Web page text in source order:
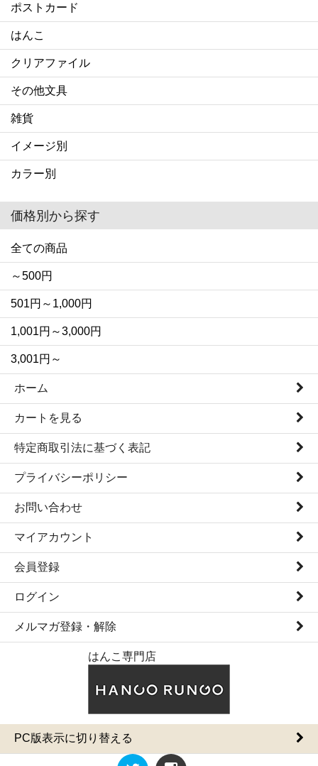
ポストカード
はんこ
クリアファイル
その他文具
雑貨
イメージ別
カラー別
価格別から探す
全ての商品
～500円
501円～1,000円
1,001円～3,000円
3,001円～
ホーム
カートを見る
特定商取引法に基づく表記
プライバシーポリシー
お問い合わせ
マイアカウント
会員登録
ログイン
メルマガ登録・解除
はんこ専門店
PC版表示に切り替える